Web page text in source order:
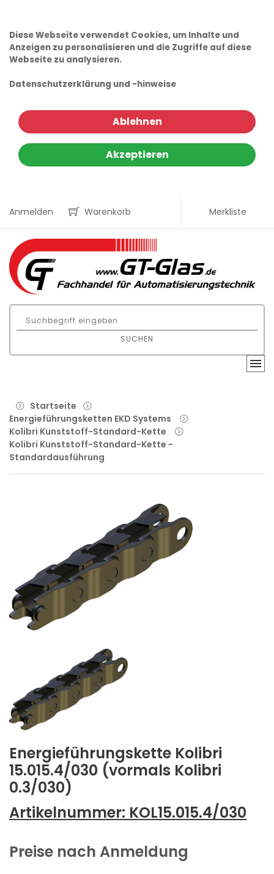
Diese Webseite verwendet Cookies, um Inhalte und
Anzeigen zu personalisieren und die Zugriffe auf diese
Webseite zu analysieren.
Datenschutzerklärung und -hinweise
Ablehnen
Akzeptieren
Anmelden Warenkorb Merkliste
SUCHEN
Startseite
Energieführungsketten EKD Systems
Kolibri Kunststoff-Standard-Kette
Kolibri Kunststoff-Standard-Kette -
Standardausführung
Energieführungskette Kolibri
15.015.4/030 (vormals Kolibri
0.3/030)
Artikelnummer: KOL15.015.4/030
Preise nach Anmeldung